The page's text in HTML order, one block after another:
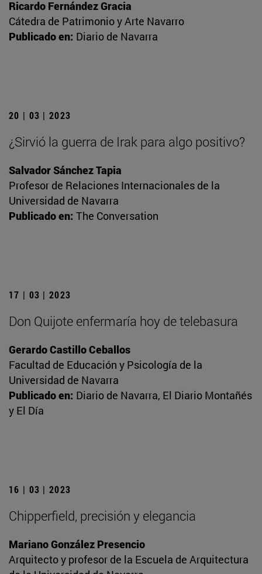
Ricardo Fernández Gracia
Cátedra de Patrimonio y Arte Navarro
Publicado en: Diario de Navarra
20 | 03 | 2023
¿Sirvió la guerra de Irak para algo positivo?
Salvador Sánchez Tapia
Profesor de Relaciones Internacionales de la
Universidad de Navarra
Publicado en: The Conversation
17 | 03 | 2023
Don Quijote enfermaría hoy de telebasura
Gerardo Castillo Ceballos
Facultad de Educación y Psicología de la
Universidad de Navarra
Publicado en: Diario de Navarra, El Diario Montañés
y El Día
16 | 03 | 2023
Chipperfield, precisión y elegancia
Mariano González Presencio
Arquitecto y profesor de la Escuela de Arquitectura